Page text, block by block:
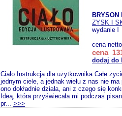
BRYSON
ZYSK I
wydanie I
cena
cena
dodaj do
Ciało Instrukcja dla użytkownika Całe
jednym ciele, a jednak wielu z nas nie ma
ono dokładnie działa, ani z czego się
Ideą, która przyświecała mi podczas
pr... >>>